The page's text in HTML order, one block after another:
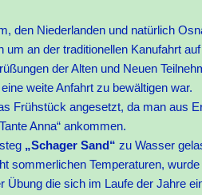
den Niederlanden und natürlich
an der traditionellen Kanufahrt
der Alten und Neuen
weite Anfahrt zu bewältigen war.
Frühstück angesetzt, da man aus
Anna“ ankommen.
„Schager Sand“ zu Wasser
sommerlichen Temperaturen,
die sich im Laufe der Jahre